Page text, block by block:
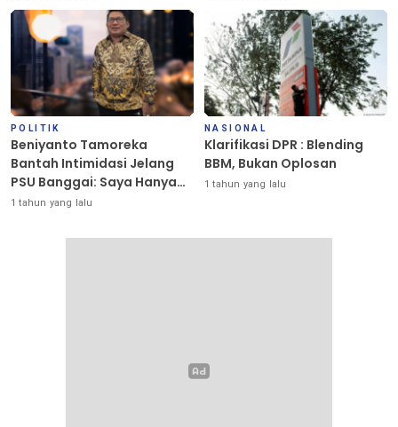
POLITIK
Beniyanto Tamoreka
Bantah Intimidasi Jelang
PSU Banggai: Saya Hanya
Ingin Redakan Suasana
1 tahun yang lalu
NASIONAL
Klarifikasi DPR : Blending
BBM, Bukan Oplosan
1 tahun yang lalu